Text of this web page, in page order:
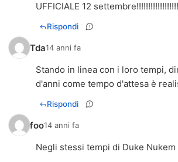
UFFICIALE 12
Rispondi
Tda14 anni fa
Stando in linea con i loro tempi,
d'anni come tempo d'attesa è
Rispondi
foo14 anni fa
Negli stessi tempi di Duke Nukem